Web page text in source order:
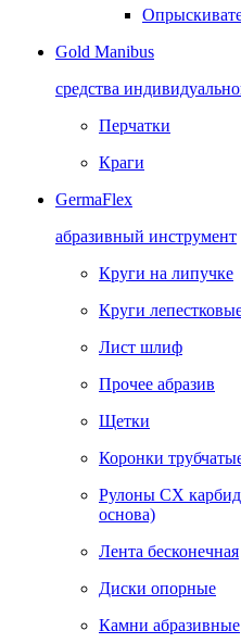
Gold Manibus
средства
Перчатки
Краги
GermaFlex
абразивный инструмент
Круги на липучке
Круги
Лист шлиф
Прочее абразив
Щетки
Коронки
Рулоны CX
основа)
Лента бесконечная
Диски опорные
Камни абразивные